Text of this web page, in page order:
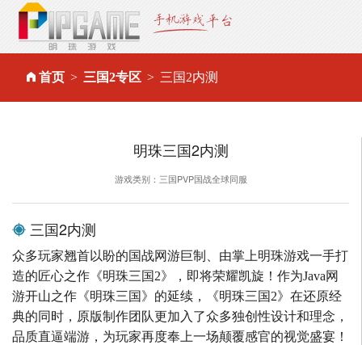
首页 三国2专区 三国2内测
明珠三国2内测
游戏类别：三国PVP国战全球同服
三国2内测
众多玩家翘首以盼的国战网游巨制、由掌上明珠游戏一手打
造的匠心之作《明珠三国2》，即将荣耀凯旋！作为Java网
游开山之作《明珠三国》的延续，《明珠三国2》在还原经
典的同时，原版制作团队更加入了众多独创性设计和理念，
品质直逼端游，为玩家再度奉上一场颠覆感官的视觉盛宴！